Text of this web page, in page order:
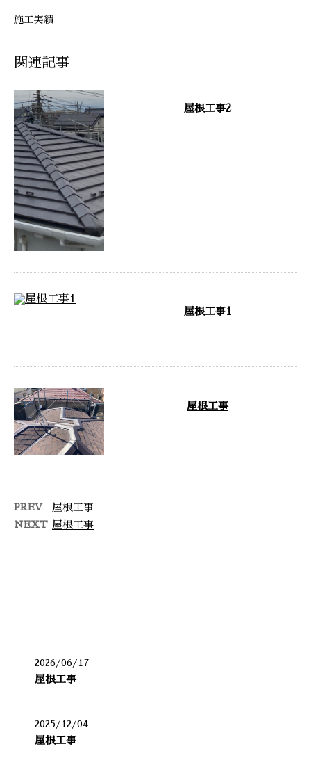
施工実績
関連記事
屋根工事2
屋根工事1
屋根工事
PREV 屋根工事
NEXT 屋根工事
2026/06/17
屋根工事
2025/12/04
屋根工事